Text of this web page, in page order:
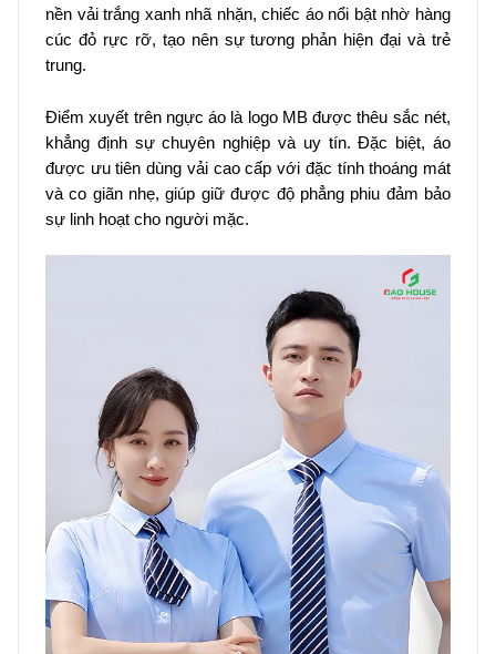
nền vải trắng xanh nhã nhặn, chiếc áo nổi bật nhờ hàng
cúc đỏ rực rỡ, tạo nên sự tương phản hiện đại và trẻ
trung.
Điểm xuyết trên ngực áo là logo MB được thêu sắc nét,
khẳng định sự chuyên nghiệp và uy tín. Đặc biệt, áo
được ưu tiên dùng vải cao cấp với đặc tính thoáng mát
và co giãn nhẹ, giúp giữ được độ phẳng phiu đảm bảo
sự linh hoạt cho người mặc.